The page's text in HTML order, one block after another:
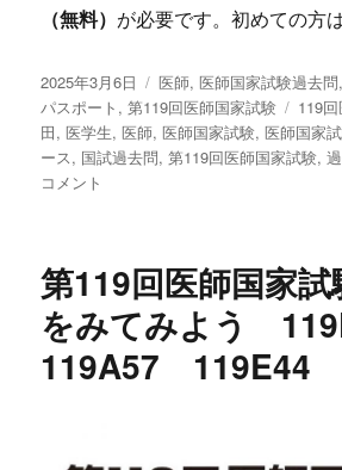
（無料） が必要です。初めての方
投
稿
日:
2025年3月6日
カ
テ
ゴ
リ
医師,医師国家試験過去問
パスポート ,第119回医師国家試験
タ
グ
119
田,医学生,医師,医師国家試験,医師国家
ース, 国試過去問,第119回医師国家試験,
コメント
第119回医師国家
をみてみよう
119A57 119E44